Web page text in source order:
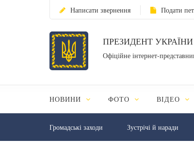
Написати звернення Подати
ПРЕЗИДЕНТ УКРАЇНИ
Офіційне інтернет-
НОВИНИ ФОТО ВІДЕО
Громадські заходи Зустрічі й наради